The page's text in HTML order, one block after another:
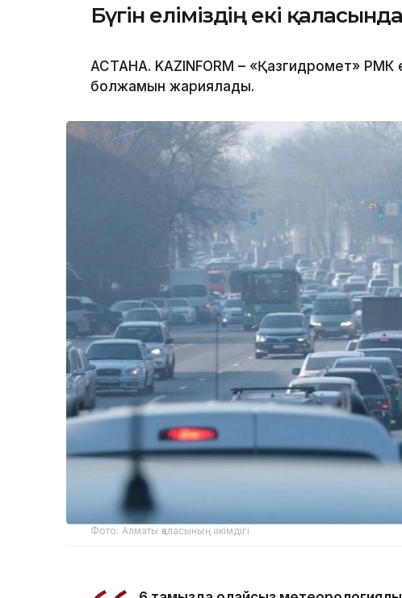
Бүгін еліміздің екі
АСТАНА. KAZINFORM – «Қазгидромет» РМК
болжамын жариялады.
Фото: Алматы қаласының әкімдігі